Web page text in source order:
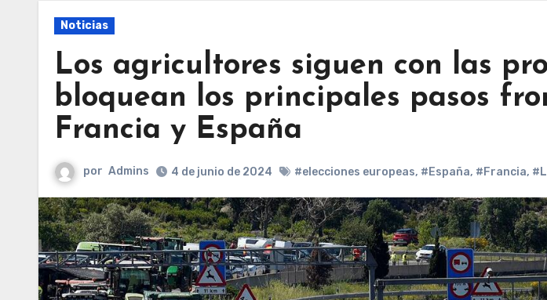
Noticias
Los agricultores siguen con las
bloquean los principales pasos
Francia y España
por Admins 4 de junio de 2024 #elecciones europeas, #España, #Francia,